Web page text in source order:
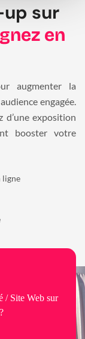
sur
en
augmenter la
engagée.
d’une exposition
booster votre
ligne
/ Site Web sur